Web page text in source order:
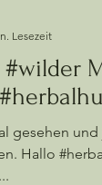
#wilder
gesehen
Hallo
Lesezeit